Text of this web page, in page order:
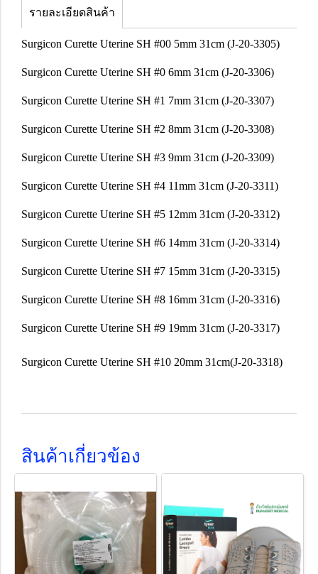
รายละเอียดสินค้า
Surgicon Curette Uterine SH #00 5mm 31cm (J-20-3305)
Surgicon Curette Uterine SH #0 6mm 31cm (J-20-3306)
Surgicon Curette Uterine SH #1 7mm 31cm (J-20-3307)
Surgicon Curette Uterine SH #2 8mm 31cm (J-20-3308)
Surgicon Curette Uterine SH #3 9mm 31cm (J-20-3309)
Surgicon Curette Uterine SH #4 11mm 31cm (J-20-3311)
Surgicon Curette Uterine SH #5 12mm 31cm (J-20-3312)
Surgicon Curette Uterine SH #6 14mm 31cm (J-20-3314)
Surgicon Curette Uterine SH #7 15mm 31cm (J-20-3315)
Surgicon Curette Uterine SH #8 16mm 31cm (J-20-3316)
Surgicon Curette Uterine SH #9 19mm 31cm (J-20-3317)
Surgicon Curette Uterine SH #10 20mm 31cm(J-20-3318)
สินค้าเกี่ยวข้อง